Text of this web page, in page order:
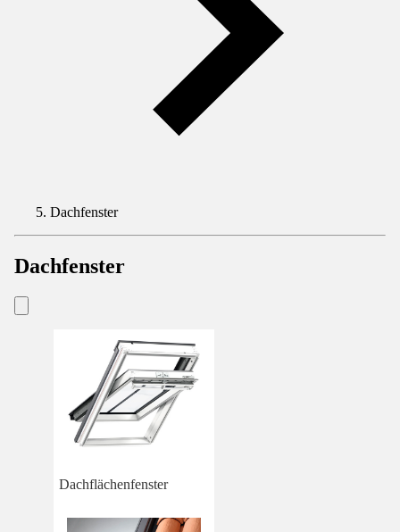
Dachfenster
Dachfenster
Dachflächenfenster